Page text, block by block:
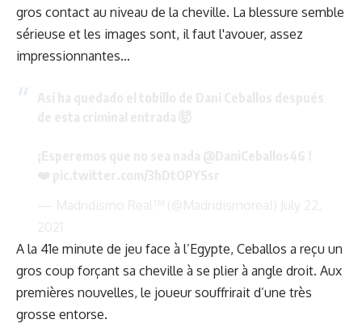
gros contact au niveau de la cheville. La blessure semble
sérieuse et les images sont, il faut l'avouer, assez
impressionnantes...
A la 41e minute de jeu face à l’Egypte, Ceballos a reçu un
gros coup forçant sa cheville à se plier à angle droit. Aux
premières nouvelles, le joueur souffrirait d’une très
grosse entorse.